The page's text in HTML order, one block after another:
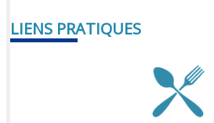
LIENS PRATIQUES